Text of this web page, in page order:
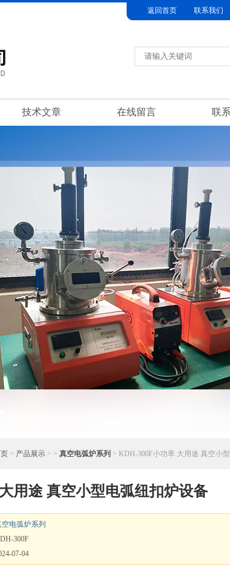
返回首页 联系我们
技术文章 在线留言 联
> 产品展示 > > 真空电弧炉系列 > KDH-300F小功率 大用途 真空小
用途 真空小型电弧纽扣炉设备
空电弧炉系列
300F
07-04